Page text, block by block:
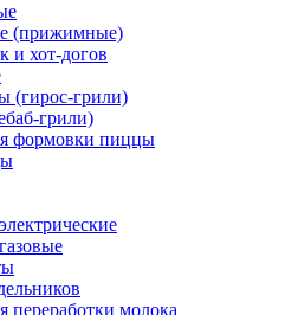
(прижимные)
и хот-догов
(гирос-грили)
грили)
формовки пиццы
переработки молока